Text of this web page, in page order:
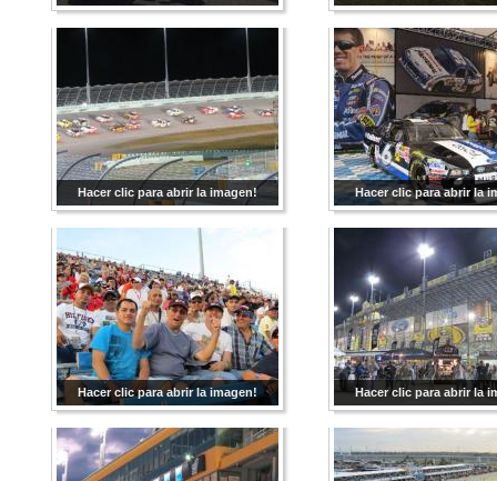
Hacer clic para abrir la imagen! Hacer clic para abrir la
Hacer clic para abrir la imagen! Hacer clic para abrir la